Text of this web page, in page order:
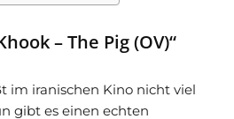
– The Pig (OV)“
im iranischen Kino nicht viel
gibt es einen echten